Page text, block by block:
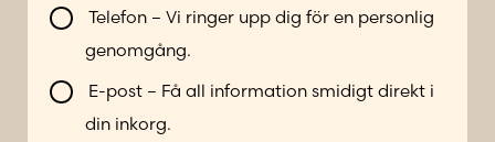
u
e
V
i
l
b
Telefon – Vi ringer upp dig för en personlig
genomgång.
E-post – Få all information smidigt direkt i
din inkorg.